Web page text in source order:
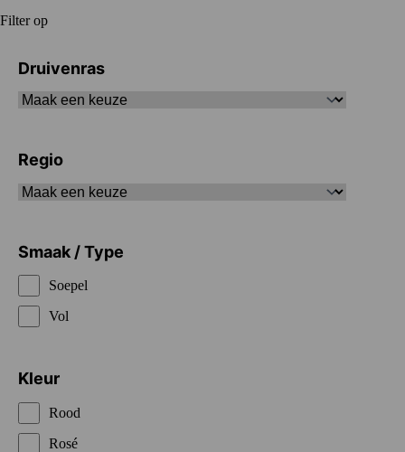
Filter op
Druivenras
Regio
Smaak / Type
Soepel
Vol
Kleur
Rood
Rosé